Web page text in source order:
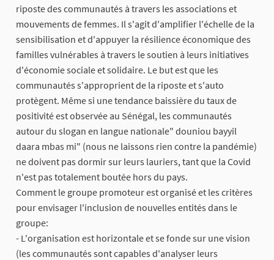
riposte des communautés à travers les associations et
mouvements de femmes. Il s'agit d'amplifier l'échelle de la
sensibilisation et d'appuyer la résilience économique des
familles vulnérables à travers le soutien à leurs initiatives
d'économie sociale et solidaire. Le but est que les
communautés s'approprient de la riposte et s'auto
protègent. Même si une tendance baissière du taux de
positivité est observée au Sénégal, les communautés
autour du slogan en langue nationale" douniou bayyil
daara mbas mi" (nous ne laissons rien contre la pandémie)
ne doivent pas dormir sur leurs lauriers, tant que la Covid
n'est pas totalement boutée hors du pays.
Comment le groupe promoteur est organisé et les critères
pour envisager l'inclusion de nouvelles entités dans le
groupe:
- L'organisation est horizontale et se fonde sur une vision
(les communautés sont capables d'analyser leurs